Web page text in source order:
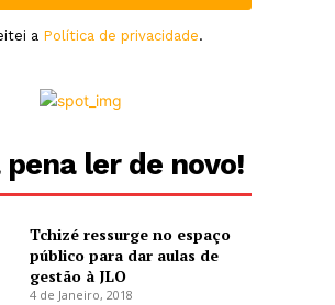
a Política de privacidade.
pena ler de novo!
Tchizé ressurge no espaço
público para dar aulas de
gestão à JLO
4 de Janeiro, 2018